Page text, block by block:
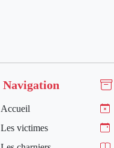
Navigation
Accueil
Les victimes